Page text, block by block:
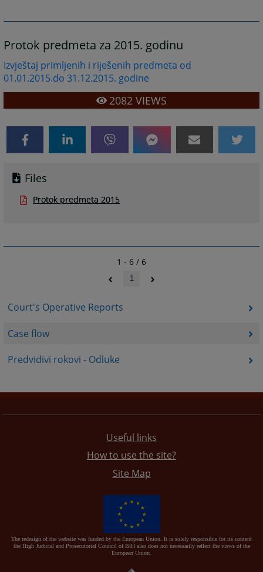
Court's Operative Reports
Case flow
Predvidivi rokovi - Odluke
Protok predmeta za 2015. godinu
Izvještaj primljenih i riješenih predmeta od
01.01.2015.do 31.12.2015. godine
2082 VIEWS
Files
Protok predmeta 2015
1 - 6 / 6
1
Useful links
How to use the site?
Site Map
The redesign of the website was funded by the European Union. It is solely responsible for its content
the High Judicial and Prosecutorial Council of BiH also does not necessarily reflect the views of the
European Union.